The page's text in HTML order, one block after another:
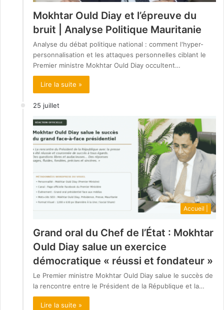
Mokhtar Ould Diay et l’épreuve du
bruit | Analyse Politique Mauritanie
Analyse du débat politique national : comment l'hyper-
personnalisation et les attaques personnelles ciblant le
Premier ministre Mokhtar Ould Diay occultent…
Lire la suite »
25 juillet
Accueil |
Grand oral du Chef de l’État : Mokhtar
Ould Diay salue un exercice
démocratique « réussi et fondateur »
Le Premier ministre Mokhtar Ould Diay salue le succès de
la rencontre entre le Président de la République et la…
Lire la suite »